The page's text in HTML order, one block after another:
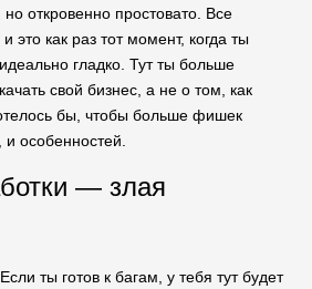
откровенно простовато. Все
это как раз тот момент, когда ты
гладко. Тут ты больше
свой бизнес, а не о том, как
бы, чтобы больше фишек
особенностей.
— злая
ты готов к багам, у тебя тут будет